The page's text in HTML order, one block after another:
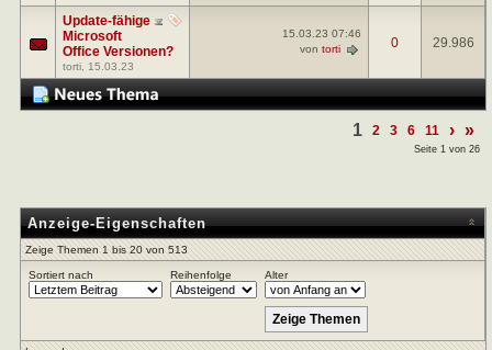
Update-fähige
Microsoft
Office Versionen?
torti , 15.03.23
15.03.23 07:46
von torti 0 29.986
1 2 3 6 11 › »
Seite 1 von 26
Anzeige-Eigenschaften
Zeige Themen 1 bis 20 von 513
Sortiert nach Reihenfolge Alter